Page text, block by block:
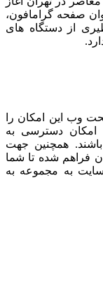
صفحه گرامافون،
از دستگاه های
وب این امکان را
امکان دسترسی به
همچنین جهت
فراهم شده تا شما
به مجموعه به